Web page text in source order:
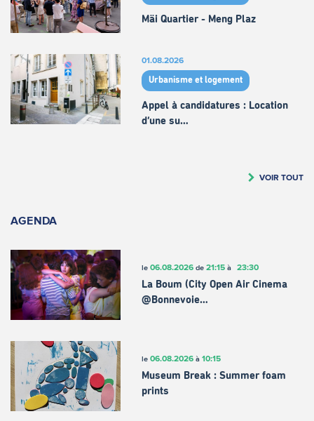
Mäi Quartier - Meng Plaz
01.08.2026
Urbanisme et logement
Appel à candidatures : Location
d’une su…
VOIR TOUT
AGENDA
le 06.08.2026de 21:15à 23:30
La Boum (City Open Air Cinema
@Bonnevoie…
le 06.08.2026à 10:15
Museum Break : Summer foam
prints